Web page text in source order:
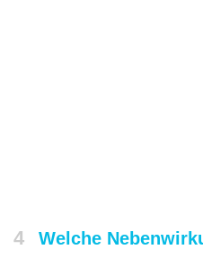
4 Welche